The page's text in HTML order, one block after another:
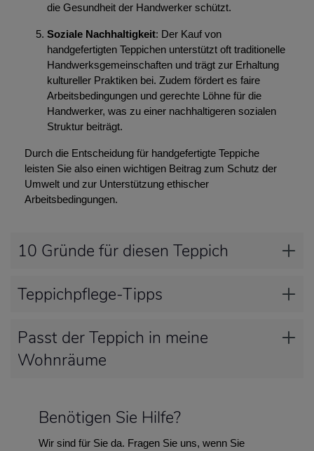
die Gesundheit der Handwerker schützt.
Soziale Nachhaltigkeit: Der Kauf von
handgefertigten Teppichen unterstützt oft traditionelle
Handwerksgemeinschaften und trägt zur Erhaltung
kultureller Praktiken bei. Zudem fördert es faire
Arbeitsbedingungen und gerechte Löhne für die
Handwerker, was zu einer nachhaltigeren sozialen
Struktur beiträgt.
Durch die Entscheidung für handgefertigte Teppiche
leisten Sie also einen wichtigen Beitrag zum Schutz der
Umwelt und zur Unterstützung ethischer
Arbeitsbedingungen.
10 Gründe für diesen Teppich
Teppichpflege-Tipps
Passt der Teppich in meine
Wohnräume
Benötigen Sie Hilfe?
Wir sind für Sie da. Fragen Sie uns, wenn Sie